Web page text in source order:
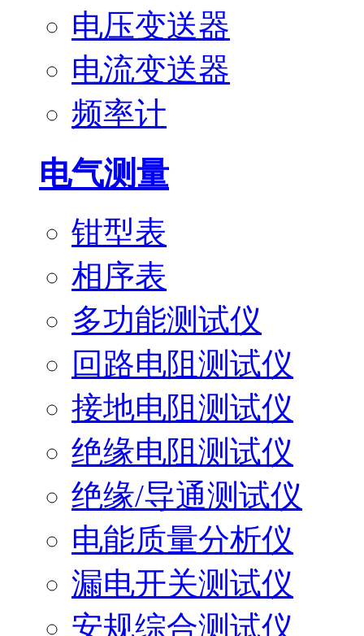
电压变送器
电流变送器
频率计
电气测量
钳型表
相序表
多功能测试仪
回路电阻测试仪
接地电阻测试仪
绝缘电阻测试仪
绝缘/导通测试仪
电能质量分析仪
漏电开关测试仪
安规综合测试仪